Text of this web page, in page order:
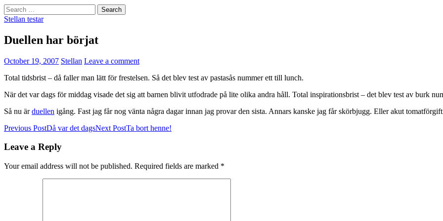
Search
for:
Stellan testar
Duellen har börjat
October 19, 2007 Stellan Leave a comment
Total tidsbrist – då faller man lätt för frestelsen. Så det blev test av pastasås nummer ett till lunch.
När det var dags för middag visade det sig att barnen blivit utfodrade på lite olika andra håll. Total inspirationsbrist – det blev test av burk
Så nu ärduellen igång. Fast jag får nog vänta några dagar innan jag provar den sista. Annars kanske jag får skörbjugg. Eller akut
Post
navigation
Previous PostDå var det dagsNext PostTa bort henne!
Leave a Reply
Your email address will not be published. Required fields are marked *